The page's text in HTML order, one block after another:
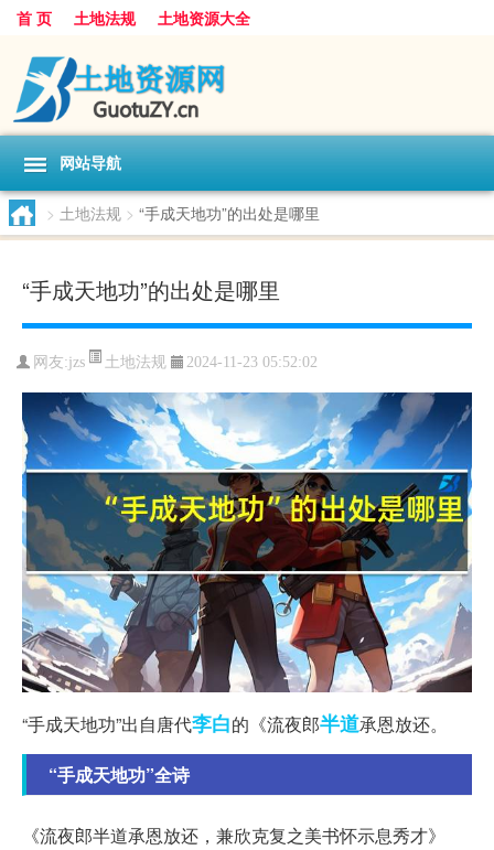
首 页 土地法规 土地资源大全
网站导航
> 土地法规 > “手成天地功”的出处是哪里
“手成天地功”的出处是哪里
网友:jzs 土地法规 2024-11-23 05:52:02
“手成天地功”出自唐代李白的《流夜郎半道承恩放还。
“手成天地功”全诗
《流夜郎半道承恩放还，兼欣克复之美书怀示息秀才》